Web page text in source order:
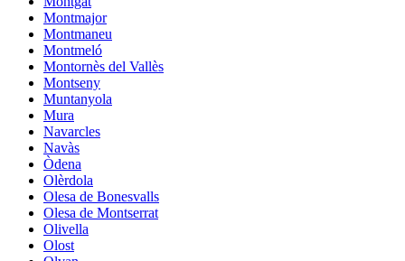
Montmajor
Montmaneu
Montmeló
Montornès del Vallès
Montseny
Muntanyola
Mura
Navarcles
Navàs
Òdena
Olèrdola
Olesa de Bonesvalls
Olesa de Montserrat
Olivella
Olost